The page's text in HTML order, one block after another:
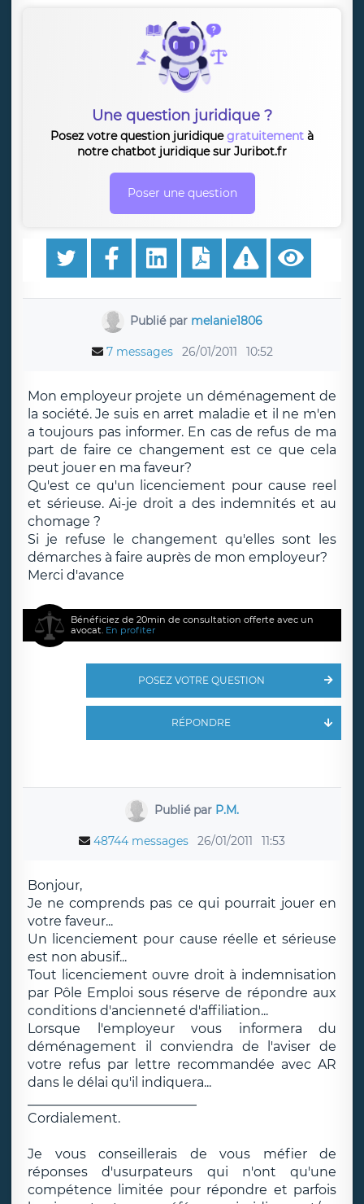
Une question juridique ?
Posez votre question juridiquegratuitement à
notre chatbot juridique sur Juribot.fr
Poser une question
Publié par melanie1806
7 messages 26/01/2011 10:52
Mon employeur projete un déménagement de
la société. Je suis en arret maladie et il ne m'en
a toujours pas informer. En cas de refus de ma
part de faire ce changement est ce que cela
peut jouer en ma faveur?
Qu'est ce qu'un licenciement pour cause reel
et sérieuse. Ai-je droit a des indemnités et au
chomage ?
Si je refuse le changement qu'elles sont les
démarches à faire auprès de mon employeur?
Merci d'avance
Bénéficiez de 20min de consultation offerte avec un
avocat. En profiter
POSEZ VOTRE QUESTION
RÉPONDRE
Publié par P.M.
48744 messages 26/01/2011 11:53
Bonjour,
Je ne comprends pas ce qui pourrait jouer en
votre faveur...
Un licenciement pour cause réelle et sérieuse
est non abusif...
Tout licenciement ouvre droit à indemnisation
par Pôle Emploi sous réserve de répondre aux
conditions d'ancienneté d'affiliation...
Lorsque l'employeur vous informera du
déménagement il conviendra de l'aviser de
votre refus par lettre recommandée avec AR
dans le délai qu'il indiquera...
Cordialement.
Je vous conseillerais de vous méfier de
réponses d'usurpateurs qui n'ont qu'une
compétence limitée pour répondre et parfois